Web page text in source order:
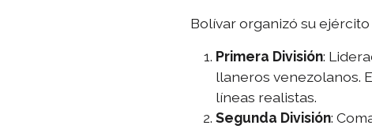
Bolívar organizó su
Primera División:
llaneros venezolanos.
líneas realistas.
Segunda División: